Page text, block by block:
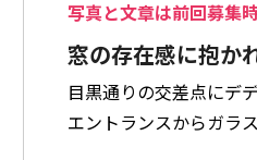
写真と文章は前回募集
窓の存在感に抱か
目黒通りの交差点にデ
エントランスからガラ